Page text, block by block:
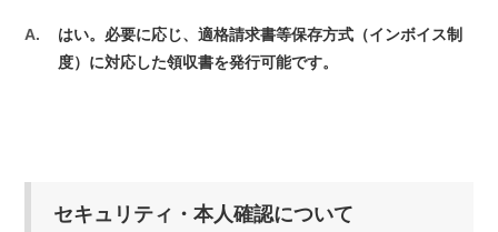
A.
はい。必要に応じ、適格請求書等保存方式（インボイス制
度）に対応した領収書を発行可能です。
セキュリティ・本人確認について